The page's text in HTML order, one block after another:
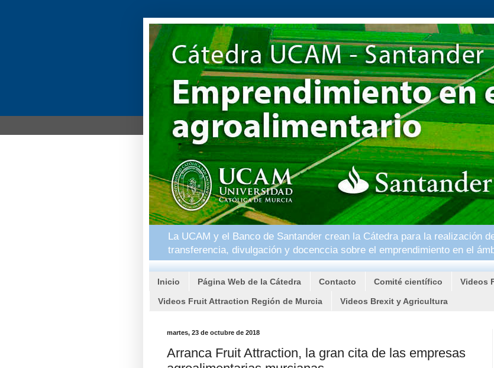
La UCAM y el Banco de Santander crean la Cátedra para la realización
transferencia, divulgación y docenccia sobre el emprendimiento en el
Inicio Página Web de la Cátedra Contacto Comité científico Videos
Videos Fruit Attraction Región de Murcia Videos Brexit y Agricultura
martes, 23 de octubre de 2018
Arranca Fruit Attraction, la gran cita de las empresas